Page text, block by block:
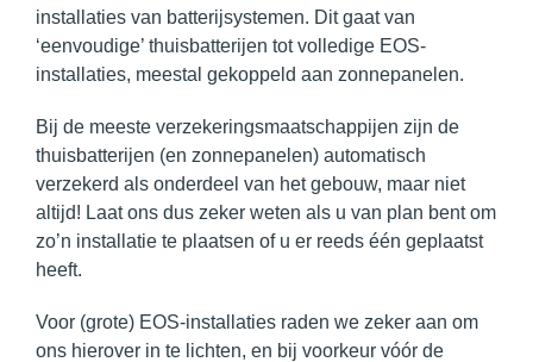
installaties van batterijsystemen. Dit gaat van
‘eenvoudige’ thuisbatterijen tot volledige EOS-
installaties, meestal gekoppeld aan zonnepanelen.
Bij de meeste verzekeringsmaatschappijen zijn de
thuisbatterijen (en zonnepanelen) automatisch
verzekerd als onderdeel van het gebouw, maar niet
altijd! Laat ons dus zeker weten als u van plan bent om
zo’n installatie te plaatsen of u er reeds één geplaatst
heeft.
Voor (grote) EOS-installaties raden we zeker aan om
ons hierover in te lichten, en bij voorkeur vóór de